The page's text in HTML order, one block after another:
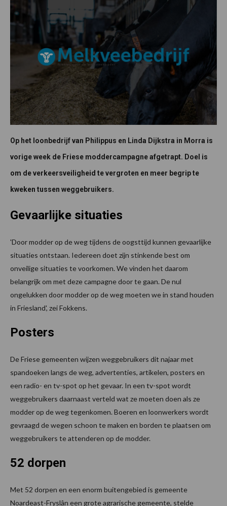
Op het loonbedrijf van Philippus en Linda Dijkstra in Morra is
vorige week de Friese moddercampagne afgetrapt. Doel is
om de verkeersveiligheid te vergroten en meer begrip te
kweken tussen weggebruikers.
Gevaarlijke situaties
'Door modder op de weg tijdens de oogsttijd kunnen gevaarlijke
situaties ontstaan. Iedereen doet zijn stinkende best om
onveilige situaties te voorkomen. We vinden het daarom
belangrijk om met deze campagne door te gaan. De nul
ongelukken door modder op de weg moeten we in stand houden
in Friesland', zei Fokkens.
Posters
De Friese gemeenten wijzen weggebruikers dit najaar met
spandoeken langs de weg, advertenties, artikelen, posters en
een radio- en tv-spot op het gevaar. In een tv-spot wordt
weggebruikers daarnaast verteld wat ze moeten doen als ze
modder op de weg tegenkomen. Boeren en loonwerkers wordt
gevraagd de wegen schoon te maken en borden te plaatsen om
weggebruikers te attenderen op de modder.
52 dorpen
Met 52 dorpen en een enorm buitengebied is gemeente
Noardeast-Fryslân een grote agrarische gemeente, stelde